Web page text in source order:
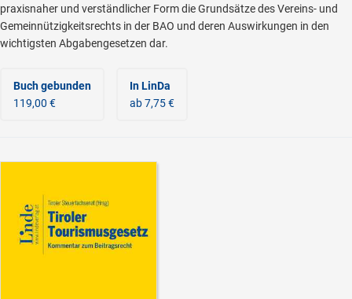
praxisnaher und verständlicher Form die Grundsätze des Vereins- und
Gemeinnützigkeitsrechts in der BAO und deren Auswirkungen in den
wichtigsten Abgabengesetzen dar.
Buch gebunden
119,00 €
In LinDa
ab 7,75 €